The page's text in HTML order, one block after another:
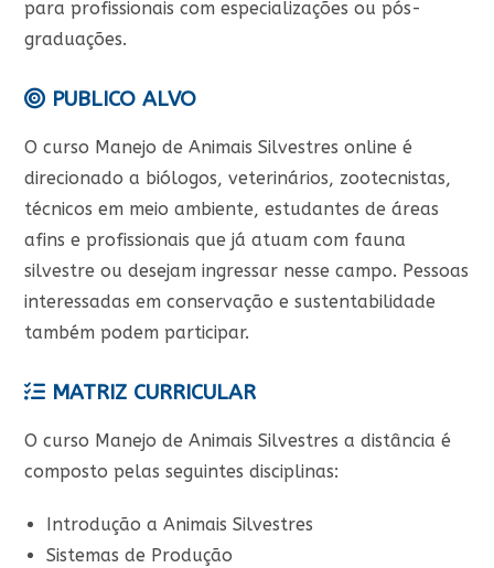
para profissionais com especializações ou pós-
graduações.
PUBLICO ALVO
O curso Manejo de Animais Silvestres online é
direcionado a biólogos, veterinários, zootecnistas,
técnicos em meio ambiente, estudantes de áreas
afins e profissionais que já atuam com fauna
silvestre ou desejam ingressar nesse campo. Pessoas
interessadas em conservação e sustentabilidade
também podem participar.
MATRIZ CURRICULAR
O curso Manejo de Animais Silvestres a distância é
composto pelas seguintes disciplinas:
Introdução a Animais Silvestres
Sistemas de Produção